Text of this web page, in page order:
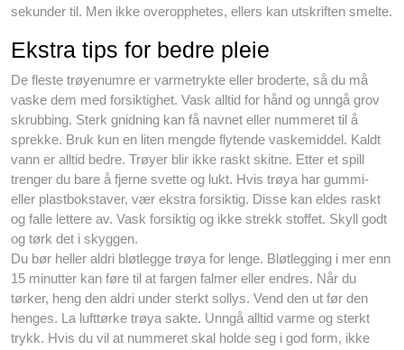
sekunder til. Men ikke overopphetes, ellers kan utskriften smelte.
Ekstra tips for bedre pleie
De fleste trøyenumre er varmetrykte eller broderte, så du må
vaske dem med forsiktighet. Vask alltid for hånd og unngå grov
skrubbing. Sterk gnidning kan få navnet eller nummeret til å
sprekke. Bruk kun en liten mengde flytende vaskemiddel. Kaldt
vann er alltid bedre. Trøyer blir ikke raskt skitne. Etter et spill
trenger du bare å fjerne svette og lukt. Hvis trøya har gummi-
eller plastbokstaver, vær ekstra forsiktig. Disse kan eldes raskt
og falle lettere av. Vask forsiktig og ikke strekk stoffet. Skyll godt
og tørk det i skyggen.
Du bør heller aldri bløtlegge trøya for lenge. Bløtlegging i mer enn
15 minutter kan føre til at fargen falmer eller endres. Når du
tørker, heng den aldri under sterkt sollys. Vend den ut før den
henges. La lufttørke trøya sakte. Unngå alltid varme og sterkt
trykk. Hvis du vil at nummeret skal holde seg i god form, ikke